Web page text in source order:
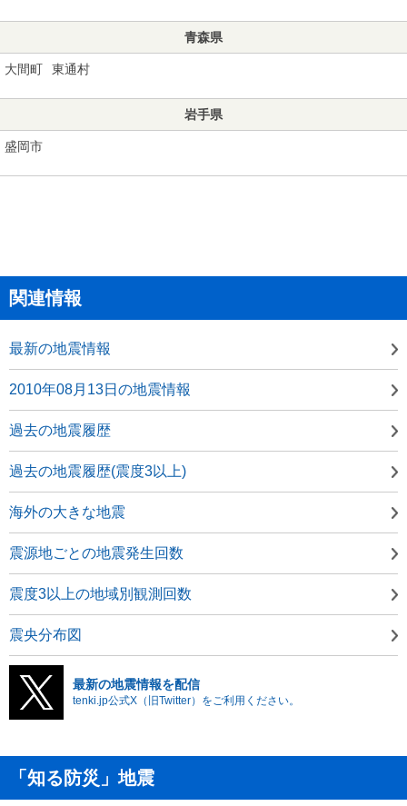
青森県
大間町 東通村
岩手県
盛岡市
関連情報
最新の地震情報
2010年08月13日の地震情報
過去の地震履歴
過去の地震履歴(震度3以上)
海外の大きな地震
震源地ごとの地震発生回数
震度3以上の地域別観測回数
震央分布図
最新の地震情報を配信
tenki.jp公式X（旧Twitter）をご利用ください。
「知る防災」地震